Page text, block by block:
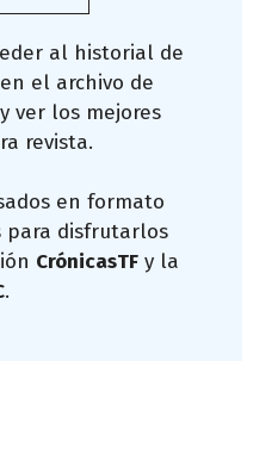
al historial de
en el archivo de
y ver los mejores
revista.
en formato
para disfrutarlos
CrónicasTF y la
.